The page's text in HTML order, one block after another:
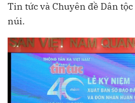
Tin tức và Chuyên đề Dân
núi.